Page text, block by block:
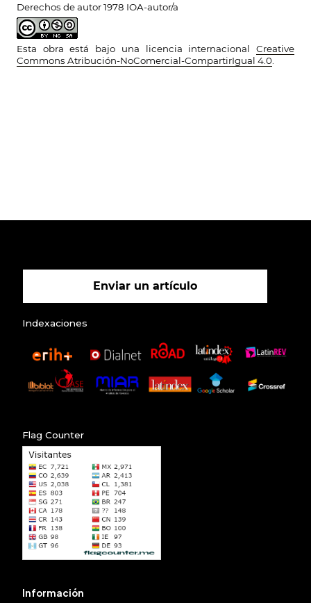
Derechos de autor 1978 IOA-autor/a
Esta obra está bajo una licencia internacional Creative
Commons Atribución-NoComercial-CompartirIgual 4.0
Enviar un artículo
Indexaciones
Flag Counter
Información